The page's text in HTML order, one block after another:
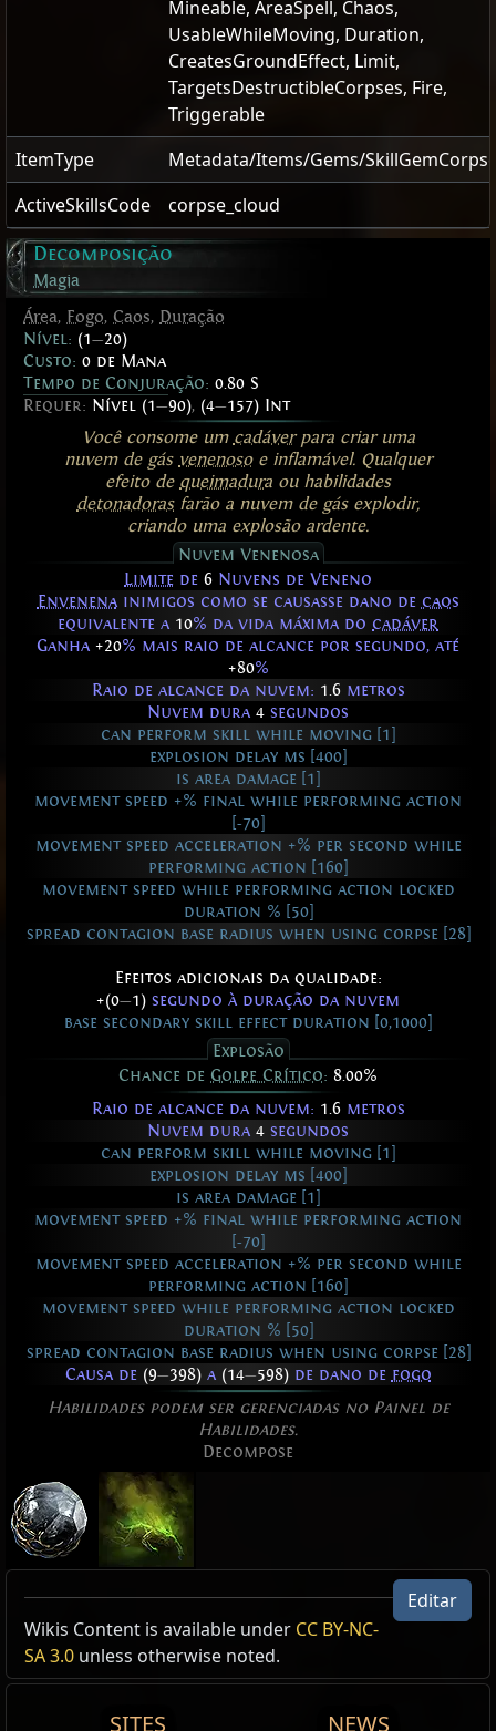
Mineable, AreaSpell, Chaos,
UsableWhileMoving, Duration,
CreatesGroundEffect, Limit,
TargetsDestructibleCorpses, Fire,
Triggerable
ItemType
Metadata/Items/Gems/
ActiveSkillsCode
corpse_cloud
Decomposição
Magia
Área, Fogo, Caos, Duração
Nível: (1—20)
Custo: 0 de Mana
Tempo de Conjuração: 0.80 S
Requer: Nível (1—90), (4—157) Int
Você consome um cadáverpara criar uma
nuvem de gás venenosoe inflamável. Qualquer
efeito de queimadura ou habilidades
detonadorasfarão a nuvem de gás explodir,
criando uma explosão ardente.
Nuvem Venenosa
Limite de 6 Nuvens de Veneno
Envenenainimigos como se causasse dano de caos
equivalente a 10% da vida máxima do cadáver
Ganha +20% mais raio de alcance por segundo, até
+80%
Raio de alcance da nuvem: 1.6metros
Nuvem dura 4 segundos
can perform skill while moving [1]
explosion delay ms [400]
is area damage [1]
movement speed +% final while performing action
[-70]
movement speed acceleration +% per second while
performing action [160]
movement speed while performing action locked
duration % [50]
spread contagion base radius when using corpse [28]
Efeitos adicionais da qualidade:
+(0—1) segundo à duração da nuvem
base secondary skill effect duration [0,1000]
Explosão
Chance de Golpe Crítico: 8.00%
Raio de alcance da nuvem: 1.6metros
Nuvem dura 4 segundos
can perform skill while moving [1]
explosion delay ms [400]
is area damage [1]
movement speed +% final while performing action
[-70]
movement speed acceleration +% per second while
performing action [160]
movement speed while performing action locked
duration % [50]
spread contagion base radius when using corpse [28]
Causa de (9—398)a (14—598)de dano de fogo
Habilidades podem ser gerenciadas no Painel de
Habilidades.
Decompose
Active Type: Spell, Damage, Area, Trappable,
Totemable, Mineable, AreaSpell, Chaos,
UsableWhileMoving, Duration, CreatesGroundEffect,
Decomposição
Magia
Área,Ativação ,Fogo,Caos ,Duração
Nível:(1—20)
Tempo de Conjuração:
Active Type: Spell, Damage, Area, Trappable,
Totemable, Mineable, AreaSpell, Chaos,
UsableWhileMoving, Duration, CreatesGroundEffect,
Passagem dos Cadáveres Grevas de Ferro
Requer:Nível 11,17 For
Concede Habilidade: Nível 4
Editar
Wikis Content is available under CC BY-NC-
SA 3.0 unless otherwise noted.
SITES NEWS